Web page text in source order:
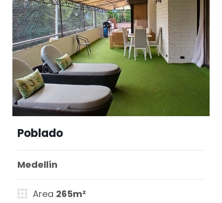
Poblado
Medellín
Area 265m²